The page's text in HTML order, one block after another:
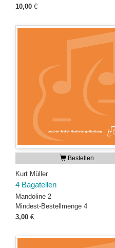
10,00 €
Bestellen
Kurt Müller
4 Bagatellen
Mandoline 2
Mindest-Bestellmenge 4
3,00 €